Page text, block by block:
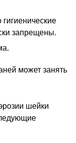
запрещены.
может занять
шейки